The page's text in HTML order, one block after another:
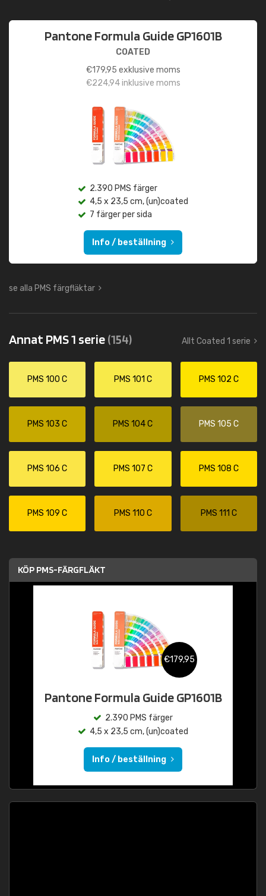
Pantone Formula Guide GP1601B
COATED
€179,95 exklusive moms
€224,94inklusive moms
2.390 PMS färger
4,5 x 23,5 cm, (un)coated
7 färger per sida
Info / beställning
se alla PMS färgfläktar
Annat PMS 1 serie(154) Allt Coated 1 serie
PMS 100 C PMS 101 C PMS 102 C
PMS 103 C PMS 104 C PMS 105 C
PMS 106 C PMS 107 C PMS 108 C
PMS 109 C PMS 110 C PMS 111 C
KÖP PMS-FÄRGFLÄKT
€179,95
Pantone Formula Guide GP1601B
2.390 PMS färger
4,5 x 23,5 cm, (un)coated
Info / beställning